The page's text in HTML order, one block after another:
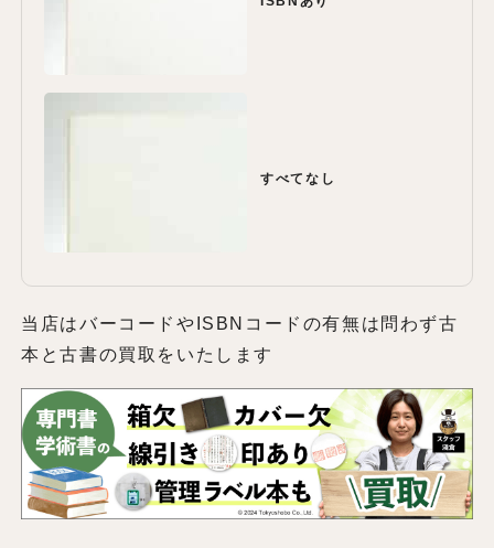
すべてなし
当店はバーコードやISBNコードの有無は問わず古
本と古書の買取をいたします